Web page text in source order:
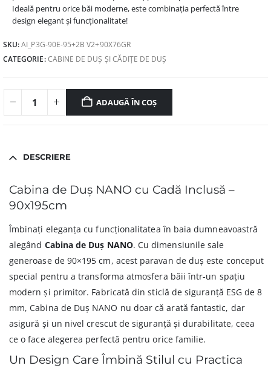
Ideală pentru orice băi moderne, este combinația perfectă între
design elegant și funcționalitate!
SKU:AI_P3G-90E-95+2B V2+90X76GR
CATEGORIE:CABINE DE DUȘ ȘI CĂDIȚE DE DUȘ
ADAUGĂ ÎN COȘ
DESCRIERE
Cabina de Duș NANO cu Cadă Inclusă –
90x195cm
Îmbinați eleganța cu funcționalitatea în baia dumneavoastră
alegând Cabina de Duș NANO. Cu dimensiunile sale
generoase de 90×195 cm, acest paravan de duș este conceput
special pentru a transforma atmosfera băii într-un spațiu
modern și primitor. Fabricată din sticlă de siguranță ESG de 8
mm, Cabina de Duș NANO nu doar că arată fantastic, dar
asigură și un nivel crescut de siguranță și durabilitate, ceea
ce o face alegerea perfectă pentru orice familie.
Un Design Care Îmbină Stilul cu Practica